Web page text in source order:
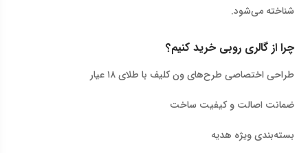
شناخته می‌شود.
چرا از گالری روبی خرید کنیم؟
طراحی اختصاصی طرح‌های ون کلیف با طلای ۱۸ عیار
ضمانت اصالت و کیفیت ساخت
بسته‌بندی ویژه هدیه